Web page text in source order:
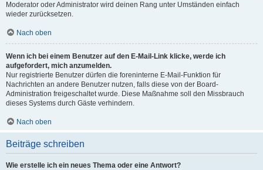
Moderator oder Administrator wird deinen Rang unter Umständen einfach
wieder zurücksetzen.
Nach oben
Wenn ich bei einem Benutzer auf den E-Mail-Link klicke, werde ich
aufgefordert, mich anzumelden.
Nur registrierte Benutzer dürfen die foreninterne E-Mail-Funktion für
Nachrichten an andere Benutzer nutzen, falls diese von der Board-
Administration freigeschaltet wurde. Diese Maßnahme soll den Missbrauch
dieses Systems durch Gäste verhindern.
Nach oben
Beiträge schreiben
Wie erstelle ich ein neues Thema oder eine Antwort?